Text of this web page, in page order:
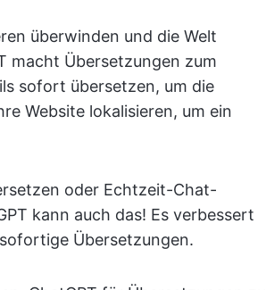
überwinden und die Welt
macht Übersetzungen zum
sofort übersetzen, um die
Website lokalisieren, um ein
oder Echtzeit-Chat-
kann auch das! Es verbessert
Übersetzungen.